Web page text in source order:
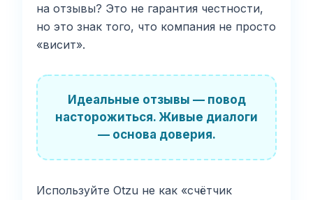
на отзывы? Это не гарантия честности,
но это знак того, что компания не просто
«висит».
Идеальные отзывы — повод
насторожиться. Живые диалоги
— основа доверия.
Используйте Otzu не как «счётчик